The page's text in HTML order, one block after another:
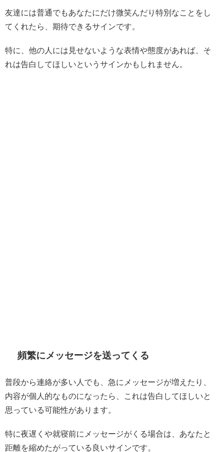
友達には普通でもあなたにだけ微笑んだり特別なことをし
てくれたら、期待できるサインです。
特に、他の人には見せないような表情や態度があれば、そ
れは告白してほしいというサインかもしれません。
頻繁にメッセージを送ってくる
普段から連絡が多い人でも、急にメッセージが増えたり、
内容が個人的なものになったら、これは告白してほしいと
思っている可能性があります。
特に夜遅くや就寝前にメッセージがくる場合は、あなたと
距離を縮めたがっている良いサインです。